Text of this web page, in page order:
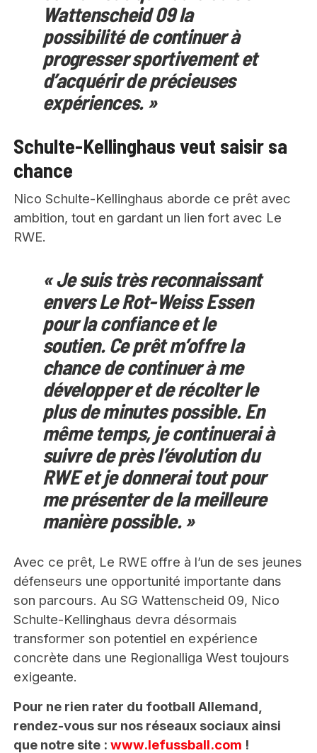
Wattenscheid 09 la
possibilité de continuer à
progresser sportivement et
d’acquérir de précieuses
expériences. »
Schulte-Kellinghaus veut saisir sa
chance
Nico Schulte-Kellinghaus aborde ce prêt avec
ambition, tout en gardant un lien fort avec Le
RWE.
« Je suis très reconnaissant
envers Le Rot-Weiss Essen
pour la confiance et le
soutien. Ce prêt m’offre la
chance de continuer à me
développer et de récolter le
plus de minutes possible. En
même temps, je continuerai à
suivre de près l’évolution du
RWE et je donnerai tout pour
me présenter de la meilleure
manière possible. »
Avec ce prêt, Le RWE offre à l’un de ses jeunes
défenseurs une opportunité importante dans
son parcours. Au SG Wattenscheid 09, Nico
Schulte-Kellinghaus devra désormais
transformer son potentiel en expérience
concrète dans une Regionalliga West toujours
exigeante.
Pour ne rien rater du football Allemand,
rendez-vous sur nos réseaux sociaux ainsi
que notre site : www.lefussball.com !